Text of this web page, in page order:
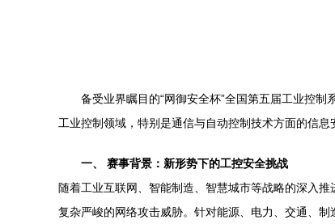
备受业界瞩目的“网御安全杯”全国第五届工业控
工业控制领域，特别是通信与自动控制技术方面的信
一、 赛事背景：新形势下的工控安全挑战
随着工业互联网、智能制造、智慧城市等战略的深入
复杂严峻的网络攻击威胁。针对能源、电力、交通、